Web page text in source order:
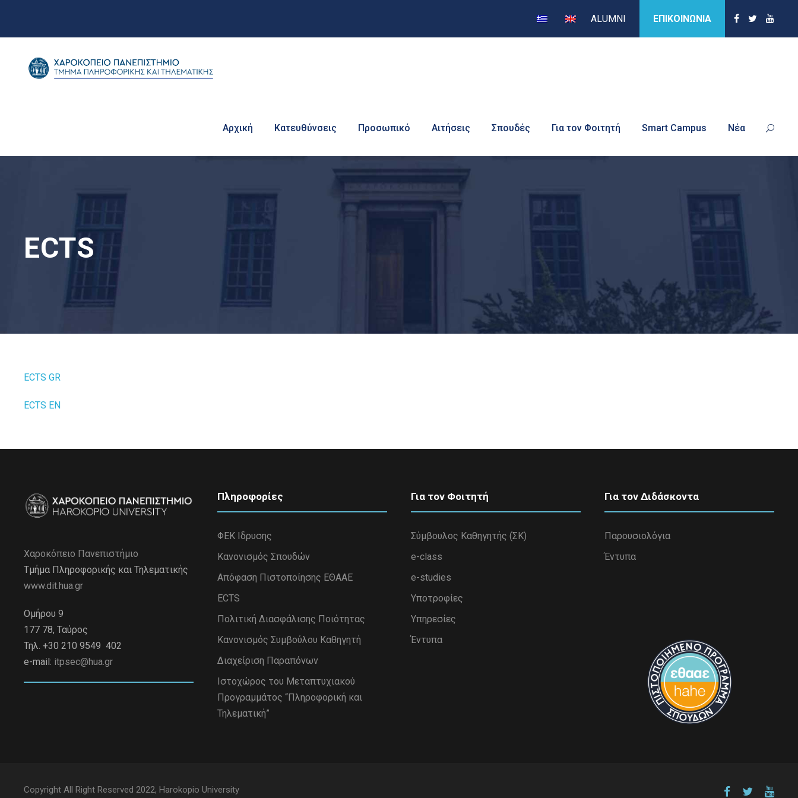
ALUMNI ΕΠΙΚΟΙΝΩΝΙΑ
Αρχική Κατευθύνσεις Προσωπικό Αιτήσεις Σπουδές Για τον Φοιτητή Smart Campus Νέα
ECTS
ECTS GR
ECTS EN
Χαροκόπειο Πανεπιστήμιο
Τμήμα Πληροφορικής και Τηλεματικής
www.dit.hua.gr
Ομήρου 9
177 78, Ταύρος
Τηλ. +30 210 9549 402
e-mail: itpsec@hua.gr
Πληροφορίες
ΦΕΚ Ιδρυσης
Κανονισμός Σπουδών
Απόφαση Πιστοποίησης ΕΘΑΑΕ
ECTS
Πολιτική Διασφάλισης Ποιότητας
Κανονισμός Συμβούλου Καθηγητή
Διαχείριση Παραπόνων
Iστοχώρος του Μεταπτυχιακού
Προγραμμάτος “Πληροφορική και
Τηλεματική”
Για τον Φοιτητή
Σύμβουλος Καθηγητής (ΣΚ)
e-class
e-studies
Υποτροφίες
Υπηρεσίες
Έντυπα
Για τον Διδάσκοντα
Παρουσιολόγια
Έντυπα
Copyright All Right Reserved 2022, Harokopio University